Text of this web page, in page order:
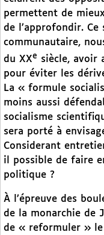
permettent de
de l’approfondir.
communautaire,
du XXe siècle, avoir
pour éviter les
La « formule
moins aussi
socialisme
sera porté à
Considerant
il possible de faire
politique ?
À l’épreuve des
de la monarchie de
de « reformuler » le